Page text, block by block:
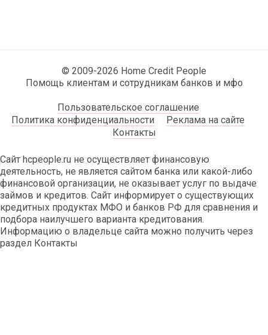
© 2009-2026 Home Credit People
Помощь клиентам и сотрудникам банков и мфо
Пользовательское соглашение
Политика конфиденциальности
Реклама на сайте
Контакты
Сайт hcpeople.ru не осуществляет финансовую
деятельность, не является сайтом банка или какой-либо
финансовой организации, не оказывает услуг по выдаче
займов и кредитов. Сайт информирует о существующих
кредитных продуктах МФО и банков РФ для сравнения и
подбора наилучшего варианта кредитования.
Информацию о владельце сайта можно получить через
раздел Контакты